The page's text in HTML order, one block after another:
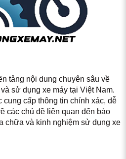
tảng nội dung chuyên sâu về
sử dụng xe máy tại Việt Nam.
cung cấp thông tin chính xác, dễ
các chủ đề liên quan đến bảo
chữa và kinh nghiệm sử dụng xe